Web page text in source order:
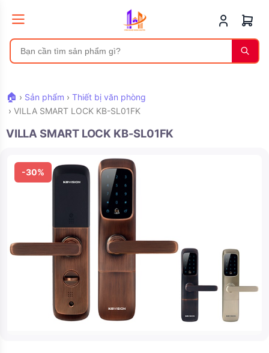
🏠 › Sản phẩm › Thiết bị văn phòng
› VILLA SMART LOCK KB-SL01FK
VILLA SMART LOCK KB-SL01FK
-30%